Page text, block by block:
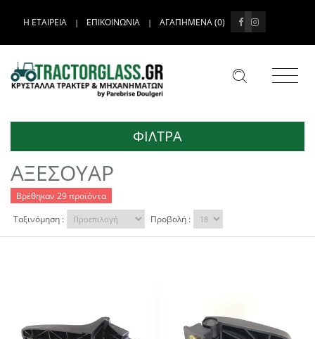
Η ΕΤΑΙΡΕΙΑ | ΕΠΙΚΟΙΝΩΝΙΑ | ΑΓΑΠΗΜΕΝΑ (0)
ΦΙΛΤΡΑ
ΑΞΕΣΟΥΑΡ
Βρέθηκαν 29 προϊόντα
Ταξινόμηση :
Προβολή :